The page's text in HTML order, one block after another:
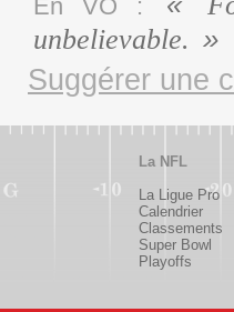
En VO :
unbelievable.
Suggérer une
La NFL
La Ligue Pro
Calendrier
Classements
Super Bowl
Playoffs